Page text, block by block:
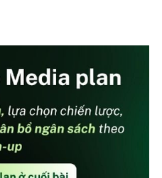
Đời sống
Nhà đẹp
Blog
Tình yêu - Gia đình